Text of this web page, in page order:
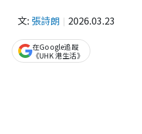
文: 張詩朗 2026.03.23
在Google追蹤
《UHK 港生活》